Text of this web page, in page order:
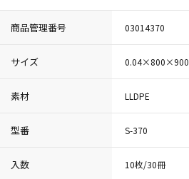
商品管理番号 03014370
サイズ 0.04×800×900
素材 LLDPE
型番 S-370
入数 10枚/30冊